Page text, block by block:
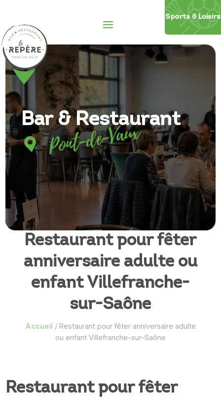
Sports&Loisirs
Bar & Restaurant
 Pont-de-Vaux
Restaurant pour fêter
anniversaire adulte ou
enfant Villefranche-
sur-Saône
Accueil / Restaurant pour fêter anniversaire adulte
ou enfant Villefranche-sur-Saône
Restaurant pour fêter